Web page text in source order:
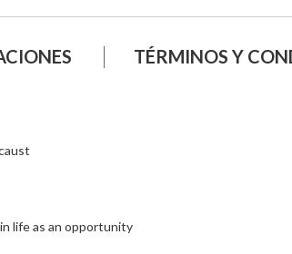
TÉRMINOS Y
life as an opportunity